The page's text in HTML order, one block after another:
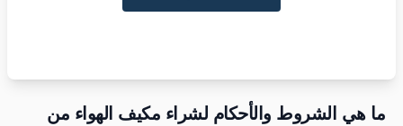
ما هي الشروط والأحكام لشراء مكيف الهواء من